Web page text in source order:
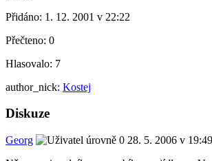
Přidáno: 1. 12. 2001 v 22:22
Přečteno: 0
Hlasovalo: 7
author_nick: Kostej
Diskuze
Georg
28. 5. 2006 v